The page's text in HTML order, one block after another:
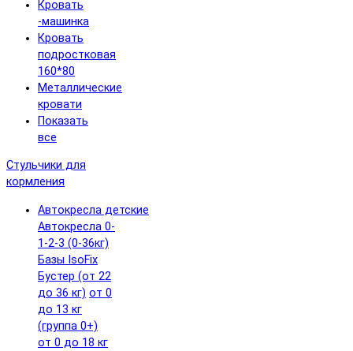
Кровать
-машинка
Кровать
подростковая
160*80
Металлические
кровати
Показать
все
Стульчики для
кормления
Автокресла детские
Автокресла 0-
1-2-3 (0-36кг)
Базы IsoFix
Бустер (от 22
до 36 кг) от 0
до 13 кг
(группа 0+)
от 0 до 18 кг